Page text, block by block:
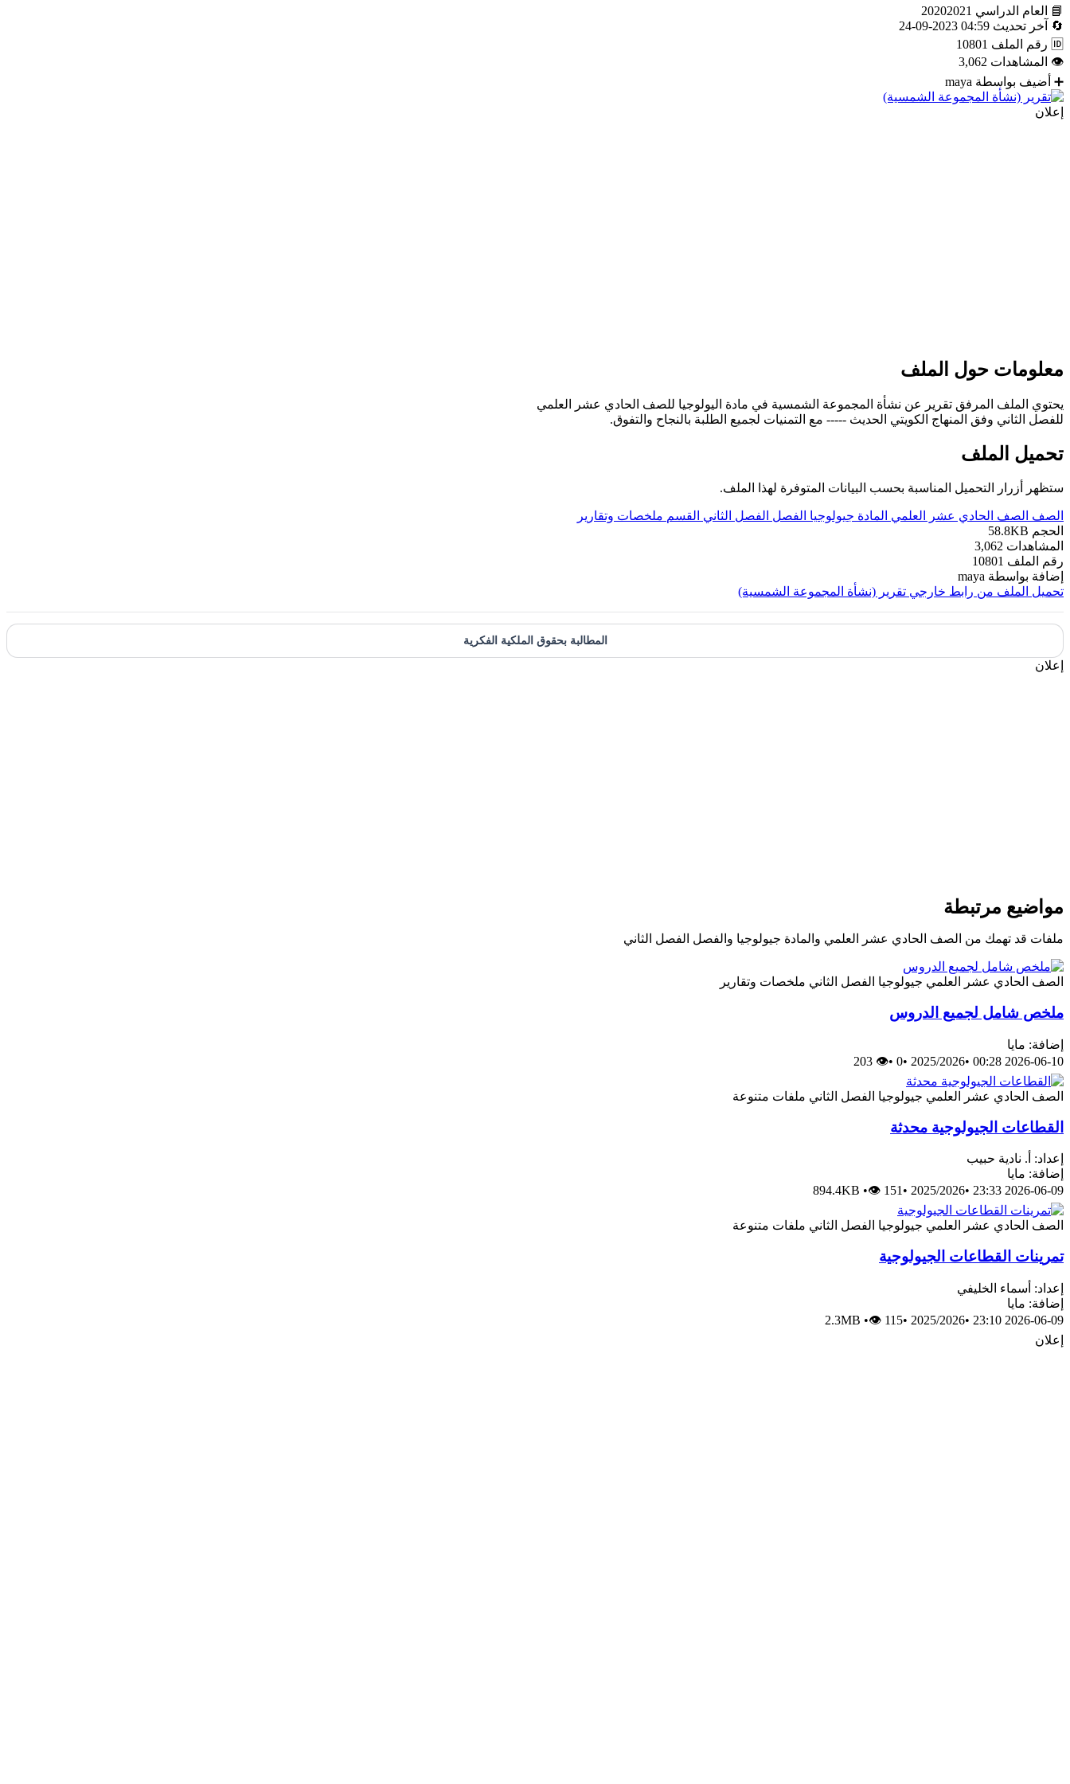
📘 العام الدراسي 20202021
🔄
آخر تحديث 04:59 2023-09-24
🆔 رقم الملف 10801
👁 المشاهدات 3,062
➕ أضيف بواسطة maya
إعلان
معلومات حول الملف
يحتوي الملف المرفق تقرير عن نشأة المجموعة الشمسية في مادة اليولوجيا للصف الحادي عشر العلمي
للفصل الثاني وفق المنهاج الكويتي الحديث ----- مع التمنيات لجميع الطلبة بالنجاح والتفوق.
تحميل الملف
ستظهر أزرار التحميل المناسبة بحسب البيانات المتوفرة لهذا الملف.
الصف الصف الحادي عشر العلمي المادة جيولوجيا الفصل الفصل الثاني القسم ملخصات وتقارير
الحجم 58.8KB
المشاهدات 3,062
رقم الملف 10801
إضافة بواسطة maya
تحميل الملف من رابط خارجي تقرير (نشأة المجموعة الشمسية)
المطالبة بحقوق الملكية الفكرية
إعلان
مواضيع مرتبطة
ملفات قد تهمك من الصف الحادي عشر العلمي والمادة جيولوجيا والفصل الفصل الثاني
الصف الحادي عشر العلمي جيولوجيا الفصل الثاني ملخصات وتقارير
ملخص شامل لجميع الدروس
إضافة: مايا
2026-06-10 00:28
•
2025/2026
•
0
•
👁 203
الصف الحادي عشر العلمي جيولوجيا الفصل الثاني ملفات متنوعة
القطاعات الجيولوجية محدثة
إعداد: أ. نادية حبيب
إضافة: مايا
2026-06-09 23:33
•
2025/2026
•
894.4KB •👁 151
الصف الحادي عشر العلمي جيولوجيا الفصل الثاني ملفات متنوعة
تمرينات القطاعات الجيولوجية
إعداد: أسماء الخليفي
إضافة: مايا
2026-06-09 23:10
•
2025/2026
•
2.3MB •👁 115
إعلان